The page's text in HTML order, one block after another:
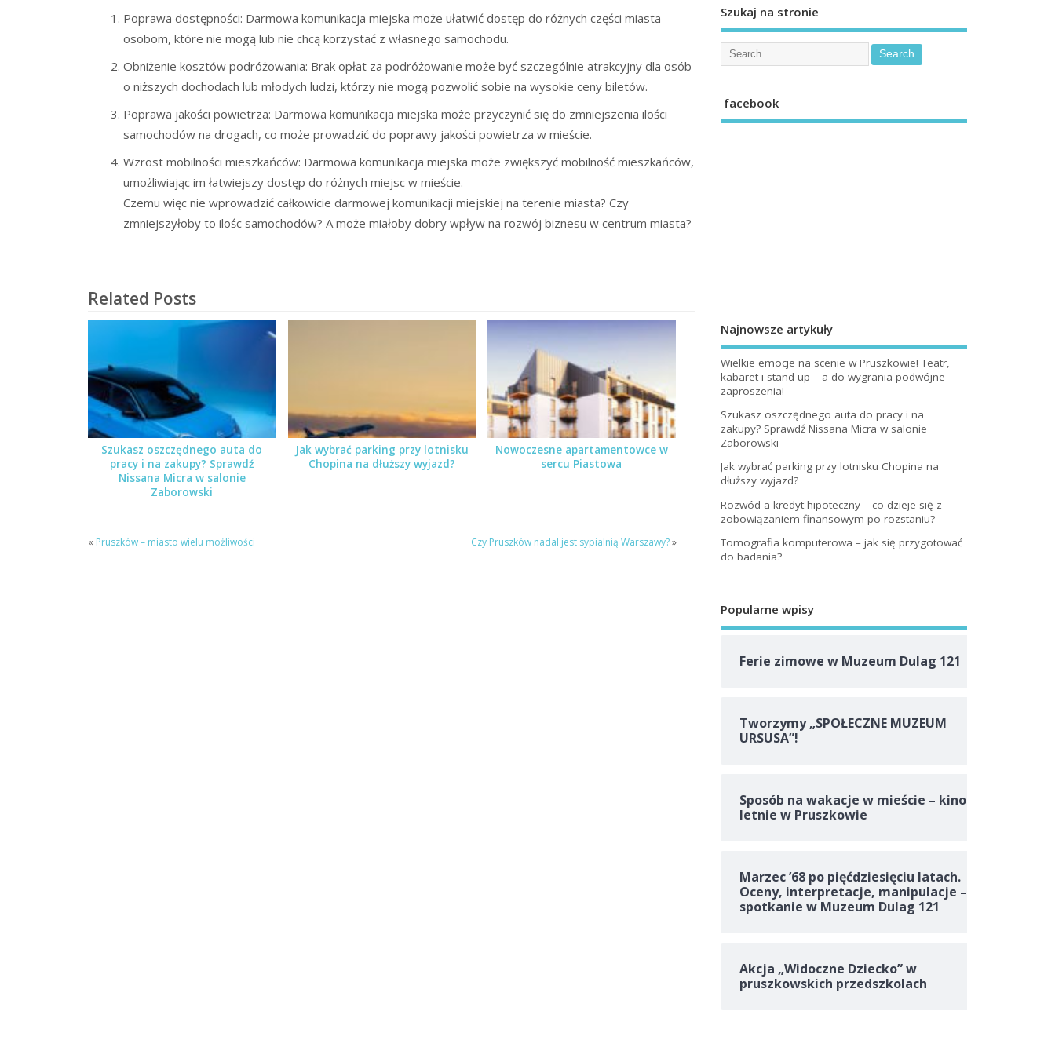
Poprawa dostępności: Darmowa komunikacja miejska może ułatwić dostęp do różnych części miasta
osobom, które nie mogą lub nie chcą korzystać z własnego samochodu.
Obniżenie kosztów podróżowania: Brak opłat za podróżowanie może być szczególnie atrakcyjny dla osób
o niższych dochodach lub młodych ludzi, którzy nie mogą pozwolić sobie na wysokie ceny biletów.
Poprawa jakości powietrza: Darmowa komunikacja miejska może przyczynić się do zmniejszenia ilości
samochodów na drogach, co może prowadzić do poprawy jakości powietrza w mieście.
Wzrost mobilności mieszkańców: Darmowa komunikacja miejska może zwiększyć mobilność mieszkańców,
umożliwiając im łatwiejszy dostęp do różnych miejsc w mieście.
Czemu więc nie wprowadzić całkowicie darmowej komunikacji miejskiej na terenie miasta? Czy
zmniejszyłoby to ilośc samochodów? A może miałoby dobry wpływ na rozwój biznesu w centrum miasta?
Related Posts
Szukasz oszczędnego auta do
pracy i na zakupy? Sprawdź
Nissana Micra w salonie
Zaborowski
Jak wybrać parking przy lotnisku
Chopina na dłuższy wyjazd?
Nowoczesne apartamentowce w
sercu Piastowa
« Pruszków – miasto wielu możliwości Czy Pruszków nadal jest sypialnią Warszawy?»
Szukaj na stronie
facebook
Najnowsze artykuły
Wielkie emocje na scenie w Pruszkowie! Teatr,
kabaret i stand-up – a do wygrania podwójne
zaproszenia!
Szukasz oszczędnego auta do pracy i na
zakupy? Sprawdź Nissana Micra w salonie
Zaborowski
Jak wybrać parking przy lotnisku Chopina na
dłuższy wyjazd?
Rozwód a kredyt hipoteczny – co dzieje się z
zobowiązaniem finansowym po rozstaniu?
Tomografia komputerowa – jak się przygotować
do badania?
Popularne wpisy
Ferie zimowe w Muzeum Dulag 121
Tworzymy „SPOŁECZNE MUZEUM
URSUSA”!
Sposób na wakacje w mieście – kino
letnie w Pruszkowie
Marzec ’68 po pięćdziesięciu latach.
Oceny, interpretacje, manipulacje –
spotkanie w Muzeum Dulag 121
Akcja „Widoczne Dziecko” w
pruszkowskich przedszkolach